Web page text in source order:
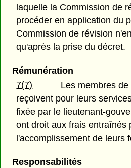
laquelle la Commission de
procéder en application du
Commission de révision
qu'après la prise du décret.
Rémunération
7(7)
Les membres
reçoivent pour leurs
fixée par le lieutenant-
ont droit aux frais entraînés
l'accomplissement de leurs
Responsabilités